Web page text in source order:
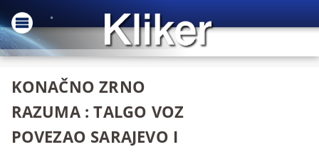
KONAČNO ZRNO
RAZUMA : TALGO VOZ
POVEZAO SARAJEVO I